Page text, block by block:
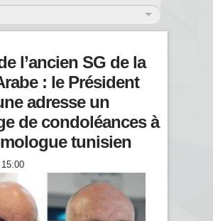
l’ancien SG de la
: le Président
adresse un
de condoléances à
tunisien